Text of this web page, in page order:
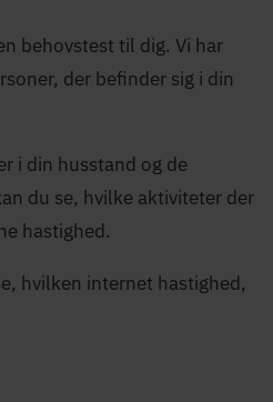
behovstest til dig. Vi har
der befinder sig i din
i din husstand og de
du se, hvilke aktiviteter der
hastighed.
hvilken internet hastighed,